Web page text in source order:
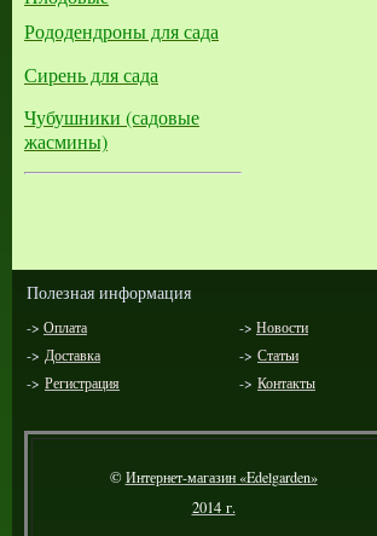
Рододендроны для сада
Сирень для сада
Чубушники (садовые
жасмины)
Полезная информация
-> Оплата -> Новости
-> Доставка -> Статьи
-> Регистрация -> Контакты
©Интернет-магазин «Edelgarden»
2014 г.